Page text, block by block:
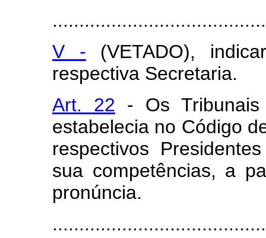
V - (VETADO),
respectiva Secretaria.
Art. 22 - Os
estabelecia no Código
respectivos
sua competências, a
pronúncia.